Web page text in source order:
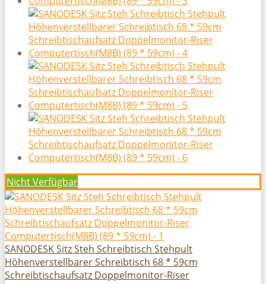
Nicht Verfügbar
SANODESK Sitz Steh Schreibtisch Stehpult
Höhenverstellbarer Schreibtisch 68 * 59cm
Schreibtischaufsatz Doppelmonitor-Riser